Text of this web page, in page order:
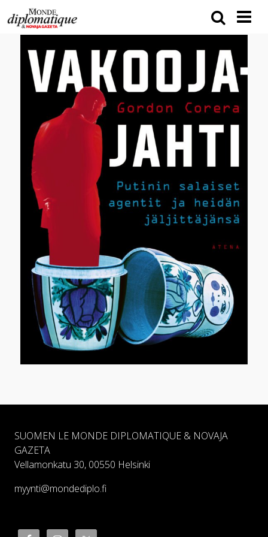
SUOMEN LE MONDE DIPLOMATIQUE & NOVAJA
GAZETA
Vellamonkatu 30, 00550 Helsinki
myynti@mondediplo.fi